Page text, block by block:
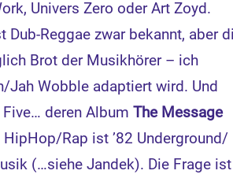
Univers Zero oder Art Zoyd.
Reggae zwar bekannt, aber
Brot der Musikhörer – ich
Jah Wobble adaptiert wird. Und
Five… deren AlbumThe Message
Rap ist ’82 Underground/
(…siehe Jandek). Die Frage ist